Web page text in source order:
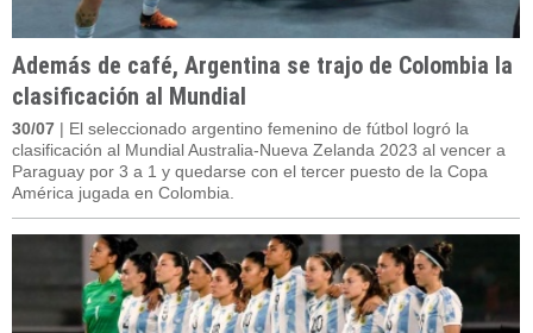
Además de café, Argentina se trajo de Colombia la
clasificación al Mundial
30/07 | El seleccionado argentino femenino de fútbol logró la
clasificación al Mundial Australia-Nueva Zelanda 2023 al vencer a
Paraguay por 3 a 1 y quedarse con el tercer puesto de la Copa
América jugada en Colombia.